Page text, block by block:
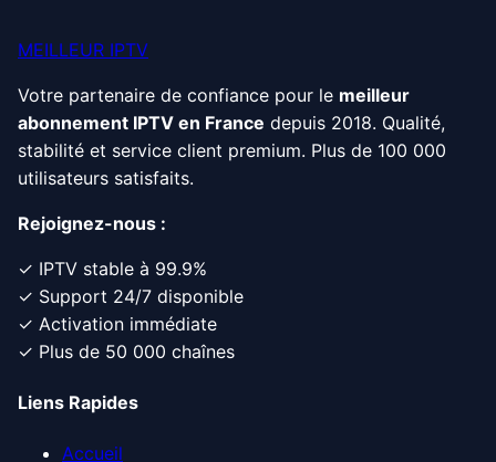
MEILLEUR IPTV
Votre partenaire de confiance pour le meilleur
abonnement IPTV en France depuis 2018. Qualité,
stabilité et service client premium. Plus de 100 000
utilisateurs satisfaits.
Rejoignez-nous :
✓ IPTV stable à 99.9%
✓ Support 24/7 disponible
✓ Activation immédiate
✓ Plus de 50 000 chaînes
Liens Rapides
Accueil